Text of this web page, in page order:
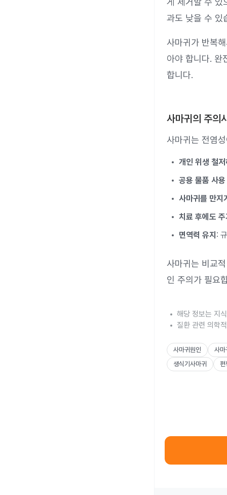
과도 낮을 수 있
사마귀가 반복
아야 합니다. 완
합니다.
사마귀의 주의
사마귀는 전염
개인 위생 철
공용 물품 사
사마귀를 만지
치료 후에도
면역력 유지 :
사마귀는 비교
인 주의가 필요
해당 정보는 지
질환 관련 의학
사마귀원인
사마
생식기사마귀
편